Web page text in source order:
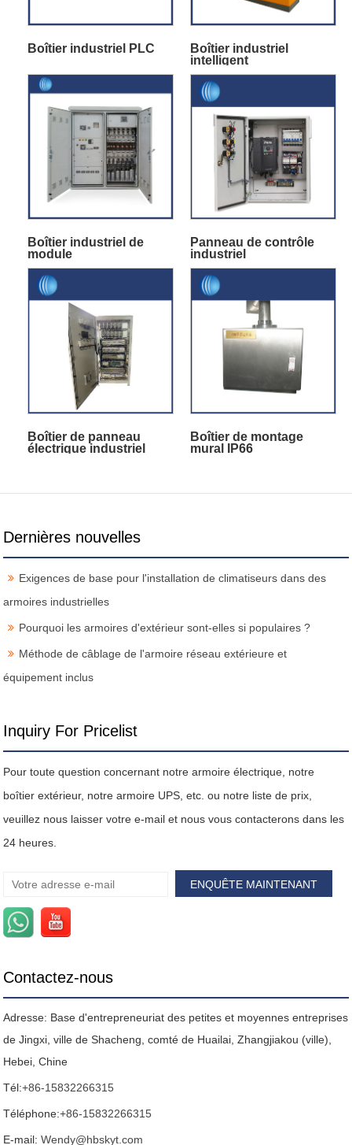
Boîtier industriel PLC
Boîtier industriel
intelligent
Boîtier industriel de
module
Panneau de contrôle
industriel
Boîtier de panneau
électrique industriel
Boîtier de montage
mural IP66
Dernières nouvelles
Exigences de base pour l'installation de climatiseurs dans des
armoires industrielles
Pourquoi les armoires d'extérieur sont-elles si populaires ?
Méthode de câblage de l'armoire réseau extérieure et
équipement inclus
Inquiry For Pricelist
Pour toute question concernant notre armoire électrique, notre
boîtier extérieur, notre armoire UPS, etc. ou notre liste de prix,
veuillez nous laisser votre e-mail et nous vous contacterons dans les
24 heures.
Contactez-nous
Adresse: Base d'entrepreneuriat des petites et moyennes entreprises
de Jingxi, ville de Shacheng, comté de Huailai, Zhangjiakou (ville),
Hebei, Chine
Tél:+86-15832266315
Téléphone:+86-15832266315
E-mail:Wendy@hbskyt.com